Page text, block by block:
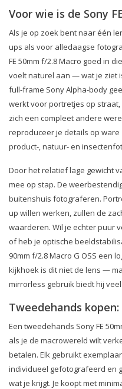
Voor wie is de Sony
Als je op zoek bent naar één
ups als voor alledaagse
FE 50mm f/2.8 Macro goed in
voelt naturel aan — wat je ziet
full-frame Sony Alpha-body
werkt voor portretjes op
zich een compleet andere
reproduceer je details op
product-, natuur- en
Door het relatief lage gewicht
mee op stap. De
buitenshuis fotograferen.
up willen werken, zullen de
waarderen. Wil je echter puur
of heb je optische
90mm f/2.8 Macro G OSS een
kijkhoek is dit niet de lens —
mirrorless gebruik biedt hij
Tweedehands
Een tweedehands Sony FE
als je de macrowereld wilt
betalen. Elk gebruikt
individueel gefotografeerd en
wat je krijgt. Je koopt met